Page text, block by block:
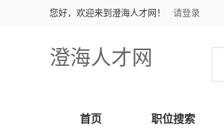
您好，欢迎来到澄海人才网！ 请登录
澄海人才网
首页 职位搜索